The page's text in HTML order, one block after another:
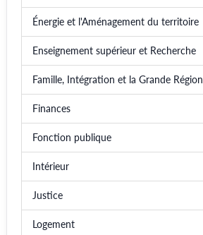
Énergie et l'Aménagement du territoire
Enseignement supérieur et Recherche
Famille, Intégration et la Grande Région
Finances
Fonction publique
Intérieur
Justice
Logement